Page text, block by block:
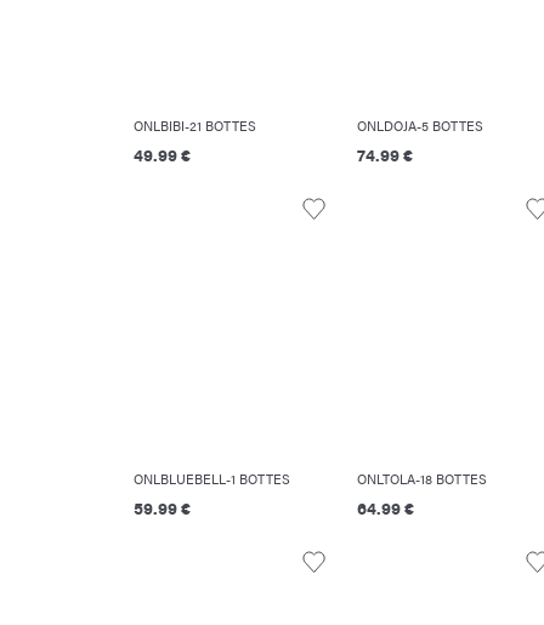
ONLBIBI-21 BOTTES
49.99 €
ONLDOJA-5 BOTTES
74.99 €
ONLBLUEBELL-1 BOTTES
59.99 €
ONLTOLA-18 BOTTES
64.99 €